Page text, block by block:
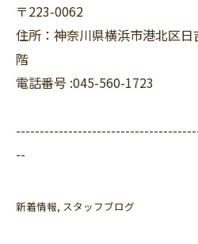
〒223-0062
住所：神奈川県横浜市港北区
階
電話番号 :045-560-1723
--
新着情報 スタッフブログ